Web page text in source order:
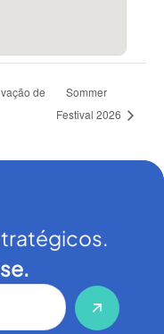
de
Sommer
Festival 2026